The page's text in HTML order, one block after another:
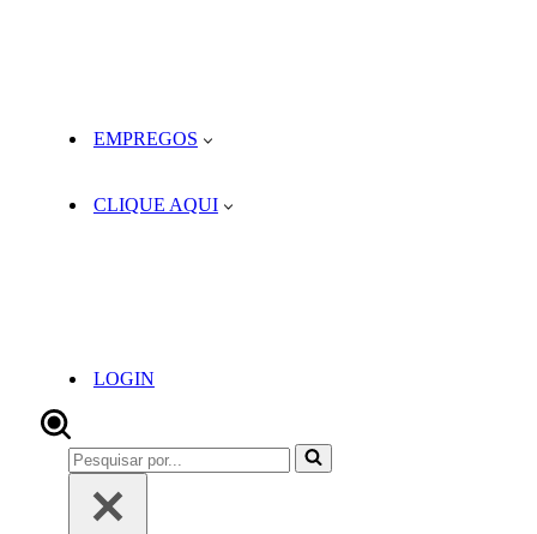
EMPREGOS
CLIQUE AQUI
LOGIN
Pesquisar
por...